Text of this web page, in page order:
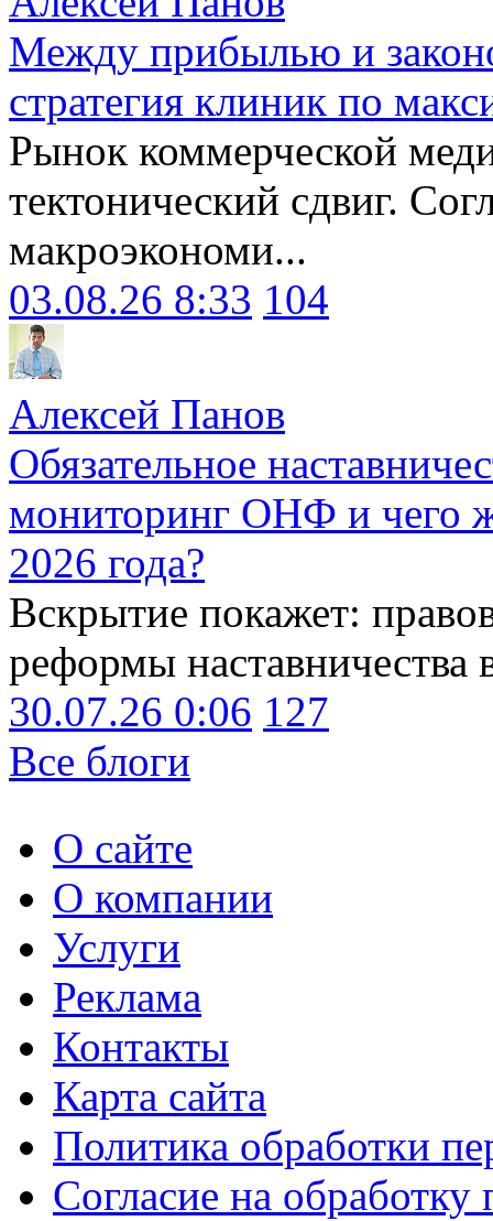
Между прибылью и
стратегия клиник по
Рынок коммерческой
тектонический сдвиг.
макроэкономи...
03.08.26 8:33 104
Алексей Панов
Обязательное
мониторинг ОНФ и чего
2026 года?
Вскрытие покажет:
реформы наставничества
30.07.26 0:06 127
Все блоги
О сайте
О компании
Услуги
Реклама
Контакты
Карта сайта
Политика обработки
Согласие на